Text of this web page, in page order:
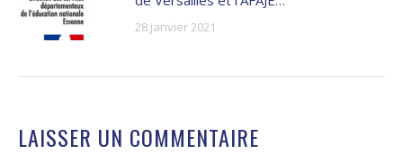
28 janvier 2021
LAISSER UN COMMENTAIRE